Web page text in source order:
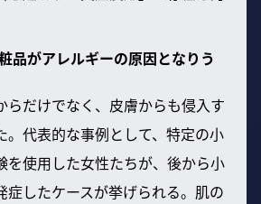
品がアレルギーの原因となりう
らだけでなく、皮膚からも侵入す
。代表的な事例として、特定の小
を使用した女性たちが、後から小
症したケースが挙げられる。肌の